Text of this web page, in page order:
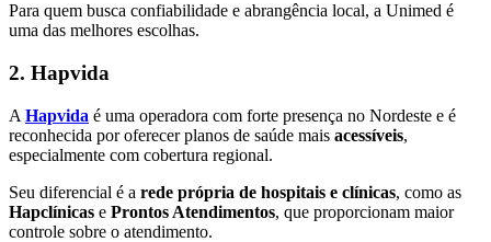
Para quem busca confiabilidade e abrangência local, a Unimed é
uma das melhores escolhas.
2. Hapvida
A Hapvida é uma operadora com forte presença no Nordeste e é
reconhecida por oferecer planos de saúde mais acessíveis,
especialmente com cobertura regional.
Seu diferencial é a rede própria de hospitais e clínicas, como as
Hapclínicas e Prontos Atendimentos, que proporcionam maior
controle sobre o atendimento.